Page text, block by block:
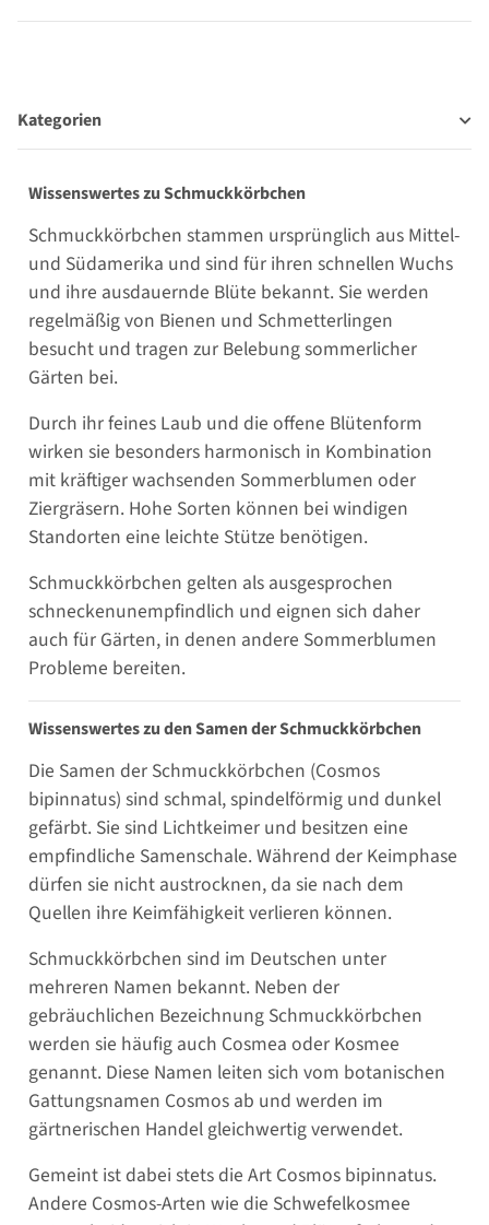
Kategorien
Wissenswertes zu Schmuckkörbchen
Schmuckkörbchen stammen ursprünglich aus Mittel-
und Südamerika und sind für ihren schnellen Wuchs
und ihre ausdauernde Blüte bekannt. Sie werden
regelmäßig von Bienen und Schmetterlingen
besucht und tragen zur Belebung sommerlicher
Gärten bei.
Durch ihr feines Laub und die offene Blütenform
wirken sie besonders harmonisch in Kombination
mit kräftiger wachsenden Sommerblumen oder
Ziergräsern. Hohe Sorten können bei windigen
Standorten eine leichte Stütze benötigen.
Schmuckkörbchen gelten als ausgesprochen
schneckenunempfindlich und eignen sich daher
auch für Gärten, in denen andere Sommerblumen
Probleme bereiten.
Wissenswertes zu den Samen der Schmuckkörbchen
Die Samen der Schmuckkörbchen (Cosmos
bipinnatus) sind schmal, spindelförmig und dunkel
gefärbt. Sie sind Lichtkeimer und besitzen eine
empfindliche Samenschale. Während der Keimphase
dürfen sie nicht austrocknen, da sie nach dem
Quellen ihre Keimfähigkeit verlieren können.
Schmuckkörbchen sind im Deutschen unter
mehreren Namen bekannt. Neben der
gebräuchlichen Bezeichnung Schmuckkörbchen
werden sie häufig auch Cosmea oder Kosmee
genannt. Diese Namen leiten sich vom botanischen
Gattungsnamen Cosmos ab und werden im
gärtnerischen Handel gleichwertig verwendet.
Gemeint ist dabei stets die Art Cosmos bipinnatus.
Andere Cosmos-Arten wie die Schwefelkosmee